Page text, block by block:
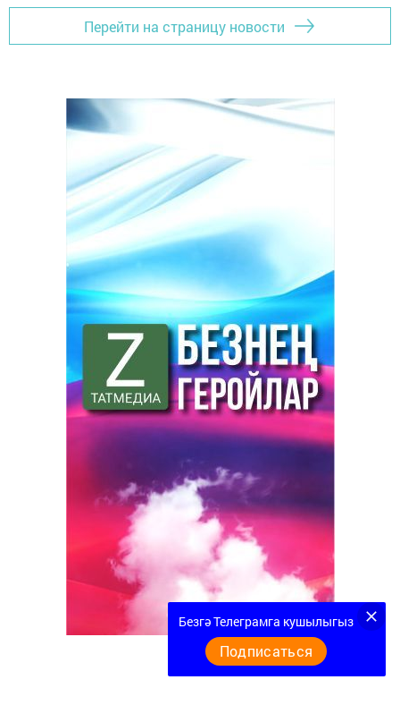
Перейти на страницу новости
Безгә Телеграмга кушылыгыз
Подписаться